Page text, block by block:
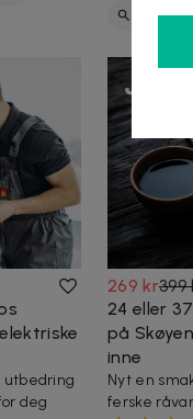
helse
utbedring
deg
269 kr399
24 eller
på
inne
Nyt en
ferske